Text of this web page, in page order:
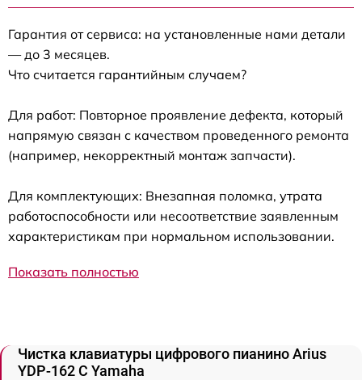
Гарантия от сервиса: на установленные нами детали
— до 3 месяцев.
Что считается гарантийным случаем?
Для работ: Повторное проявление дефекта, который
напрямую связан с качеством проведенного ремонта
(например, некорректный монтаж запчасти).
Для комплектующих: Внезапная поломка, утрата
работоспособности или несоответствие заявленным
характеристикам при нормальном использовании.
Показать полностью
Чистка клавиатуры цифрового пианино Arius
YDP-162 C Yamaha